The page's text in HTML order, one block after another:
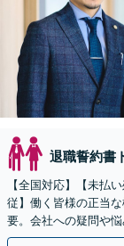
退職誓約書
【全国対応】【未払
従】働く皆様の正当
要。会社への疑問や
回面談無料】【夜間